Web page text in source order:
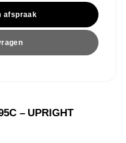
afspraak
– UPRIGHT